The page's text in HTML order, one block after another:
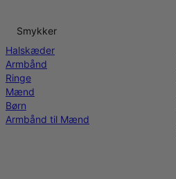
Smykker
Halskæder
Armbånd
Ringe
Mænd
Børn
Armbånd til Mænd